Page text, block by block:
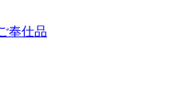
奉仕品